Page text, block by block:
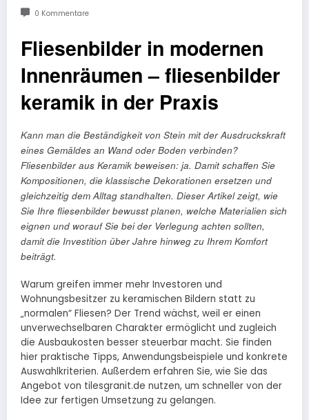
0 Kommentare
Fliesenbilder in modernen
Innenräumen – fliesenbilder
keramik in der Praxis
Kann man die Beständigkeit von Stein mit der Ausdruckskraft
eines Gemäldes an Wand oder Boden verbinden?
Fliesenbilder aus Keramik beweisen: ja. Damit schaffen Sie
Kompositionen, die klassische Dekorationen ersetzen und
gleichzeitig dem Alltag standhalten. Dieser Artikel zeigt, wie
Sie Ihre fliesenbilder bewusst planen, welche Materialien sich
eignen und worauf Sie bei der Verlegung achten sollten,
damit die Investition über Jahre hinweg zu Ihrem Komfort
beiträgt.
Warum greifen immer mehr Investoren und
Wohnungsbesitzer zu keramischen Bildern statt zu
„normalen“ Fliesen? Der Trend wächst, weil er einen
unverwechselbaren Charakter ermöglicht und zugleich
die Ausbaukosten besser steuerbar macht. Sie finden
hier praktische Tipps, Anwendungsbeispiele und konkrete
Auswahlkriterien. Außerdem erfahren Sie, wie Sie das
Angebot von tilesgranit.de nutzen, um schneller von der
Idee zur fertigen Umsetzung zu gelangen.